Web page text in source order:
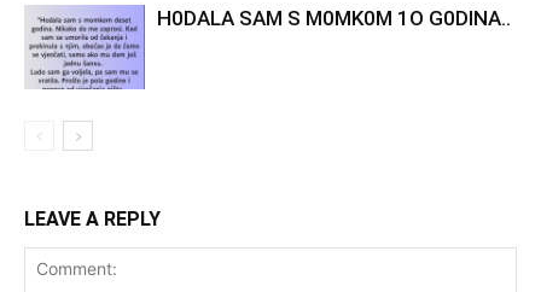
H0DALA SAM S M0MK0M 1O G0DINA..
LEAVE A REPLY